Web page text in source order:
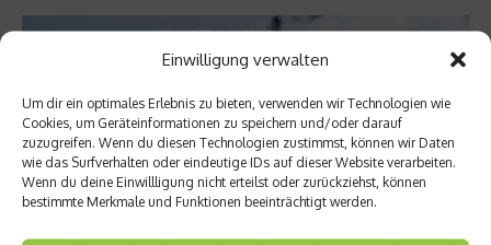
Einwilligung verwalten
Um dir ein optimales Erlebnis zu bieten, verwenden wir Technologien wie
Cookies, um Geräteinformationen zu speichern und/oder darauf
zuzugreifen. Wenn du diesen Technologien zustimmst, können wir Daten
wie das Surfverhalten oder eindeutige IDs auf dieser Website verarbeiten.
Wenn du deine Einwillligung nicht erteilst oder zurückziehst, können
bestimmte Merkmale und Funktionen beeinträchtigt werden.